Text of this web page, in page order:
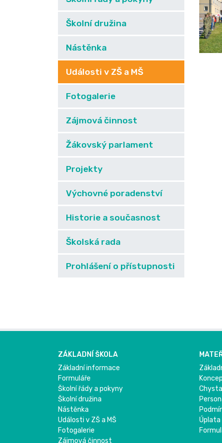
Školní družina
Nástěnka
Události v ZŠ a MŠ
Fotogalerie
Zájmová činnost
Žákovský parlament
Projekty
Výchovné poradenství
Historie a současnost
Školská rada
Prohlášení o přístupnosti
ZÁKLADNÍ ŠKOLA
Základní informace
Formuláře
Školní řády a pokyny
Školní družina
Nástěnka
Události v ZŠ a MŠ
Fotogalerie
Zájmová činnost
Úplata